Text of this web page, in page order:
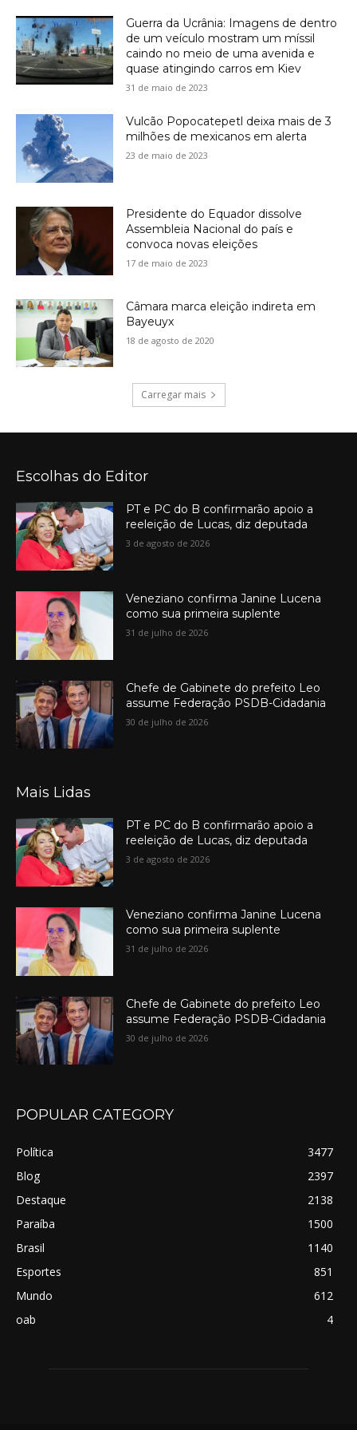
Guerra da Ucrânia: Imagens de dentro
de um veículo mostram um míssil
caindo no meio de uma avenida e
quase atingindo carros em Kiev
31 de maio de 2023
Vulcão Popocatepetl deixa mais de 3
milhões de mexicanos em alerta
23 de maio de 2023
Presidente do Equador dissolve
Assembleia Nacional do país e
convoca novas eleições
17 de maio de 2023
Câmara marca eleição indireta em
Bayeuyx
18 de agosto de 2020
Carregar mais
Escolhas do Editor
PT e PC do B confirmarão apoio a
reeleição de Lucas, diz deputada
3 de agosto de 2026
Veneziano confirma Janine Lucena
como sua primeira suplente
31 de julho de 2026
Chefe de Gabinete do prefeito Leo
assume Federação PSDB-Cidadania
30 de julho de 2026
Mais Lidas
PT e PC do B confirmarão apoio a
reeleição de Lucas, diz deputada
3 de agosto de 2026
Veneziano confirma Janine Lucena
como sua primeira suplente
31 de julho de 2026
Chefe de Gabinete do prefeito Leo
assume Federação PSDB-Cidadania
30 de julho de 2026
POPULAR CATEGORY
Política
3477
Blog
2397
Destaque
2138
Paraíba
1500
Brasil
1140
Esportes
851
Mundo
612
oab
4